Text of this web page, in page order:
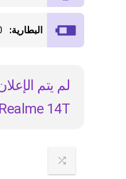
البطارية:
لم يتم
Realme 14T فور الإعلان عنه